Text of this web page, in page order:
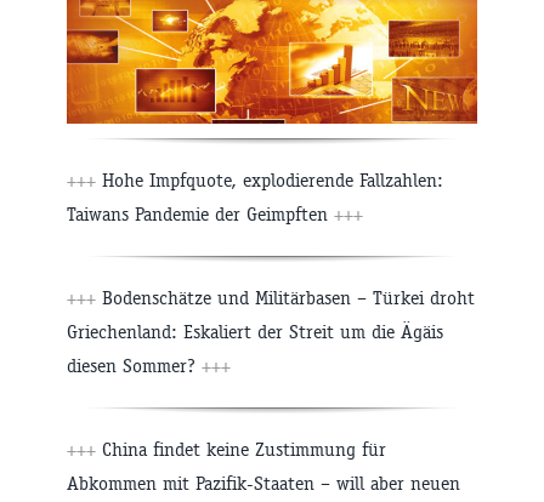
+++ Hohe Impfquote, explodierende Fallzahlen:
Taiwans Pandemie der Geimpften +++
+++ Bodenschätze und Militärbasen – Türkei droht
Griechenland: Eskaliert der Streit um die Ägäis
diesen Sommer? +++
+++ China findet keine Zustimmung für
Abkommen mit Pazifik-Staaten – will aber neuen